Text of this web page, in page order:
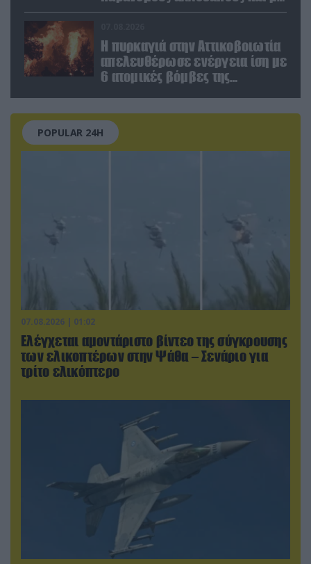
ναρκωτικά στην Ισπανία
Η πυρκαγιά στην Αττικοβοιωτία
απελευθέρωσε ενέργεια ίση με
6 ατομικές βόμβες της
POPULAR 24H
07.08.2026 | 01:02
Ελέγχεται αμοντάριστο βίντεο της σύγκρουσης
των ελικοπτέρων στην Ψάθα – Σενάριο για
τρίτο ελικόπτερο